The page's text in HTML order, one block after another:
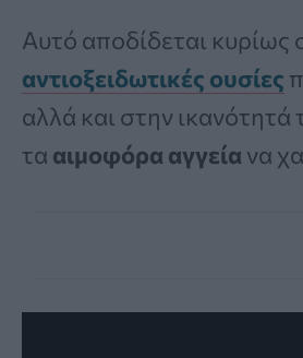
Αυτό αποδίδεται κυρίως
αντιοξειδωτικές ουσίες
αλλά και στην ικανότητά
τα αιμοφόρα αγγεία να